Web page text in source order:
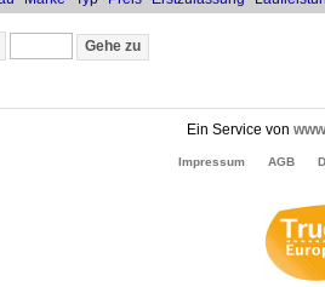
Ein Service von
Impressum AGB